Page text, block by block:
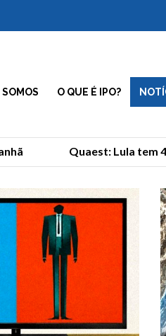
O QUE É IPO?
Quaest: Lula tem 44%